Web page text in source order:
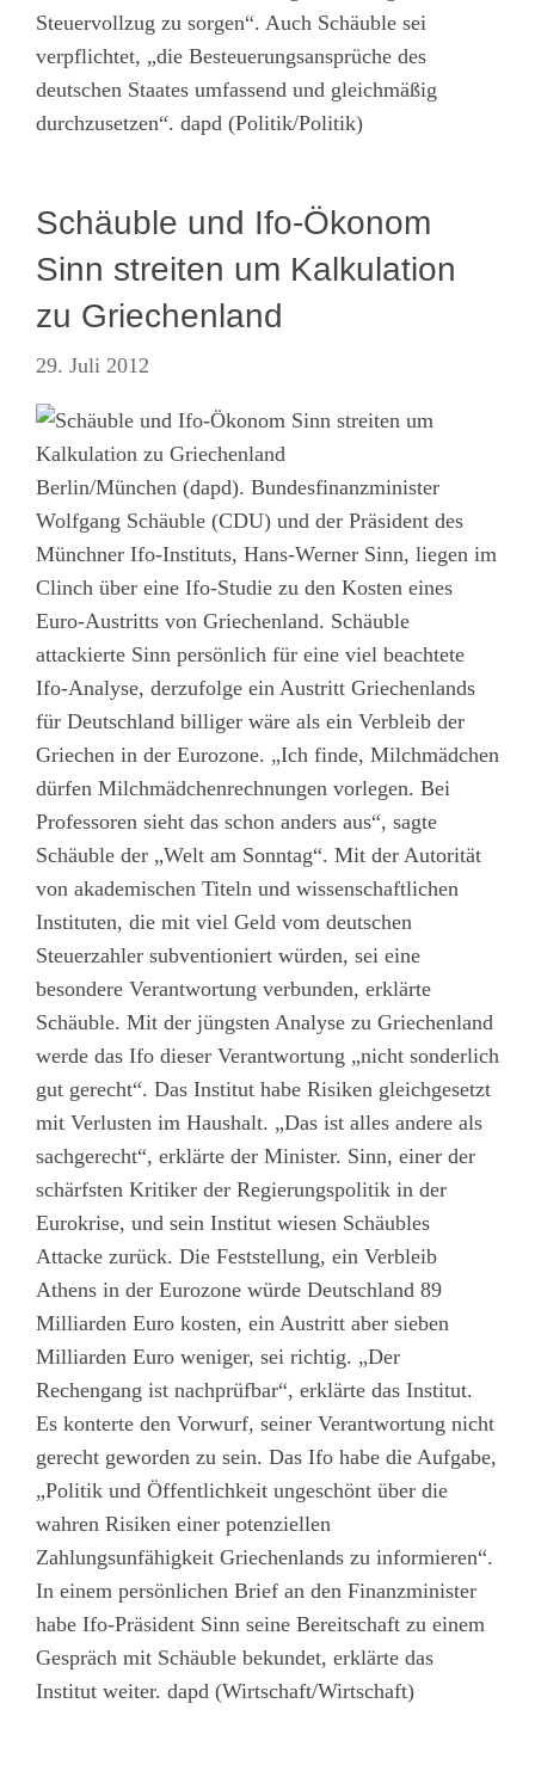
Steuervollzug zu sorgen“. Auch Schäuble sei
verpflichtet, „die Besteuerungsansprüche des
deutschen Staates umfassend und gleichmäßig
durchzusetzen“. dapd (Politik/Politik)
Schäuble und Ifo-Ökonom
Sinn streiten um Kalkulation
zu Griechenland
29. Juli 2012
Berlin/München (dapd). Bundesfinanzminister
Wolfgang Schäuble (CDU) und der Präsident des
Münchner Ifo-Instituts, Hans-Werner Sinn, liegen im
Clinch über eine Ifo-Studie zu den Kosten eines
Euro-Austritts von Griechenland. Schäuble
attackierte Sinn persönlich für eine viel beachtete
Ifo-Analyse, derzufolge ein Austritt Griechenlands
für Deutschland billiger wäre als ein Verbleib der
Griechen in der Eurozone. „Ich finde, Milchmädchen
dürfen Milchmädchenrechnungen vorlegen. Bei
Professoren sieht das schon anders aus“, sagte
Schäuble der „Welt am Sonntag“. Mit der Autorität
von akademischen Titeln und wissenschaftlichen
Instituten, die mit viel Geld vom deutschen
Steuerzahler subventioniert würden, sei eine
besondere Verantwortung verbunden, erklärte
Schäuble. Mit der jüngsten Analyse zu Griechenland
werde das Ifo dieser Verantwortung „nicht sonderlich
gut gerecht“. Das Institut habe Risiken gleichgesetzt
mit Verlusten im Haushalt. „Das ist alles andere als
sachgerecht“, erklärte der Minister. Sinn, einer der
schärfsten Kritiker der Regierungspolitik in der
Eurokrise, und sein Institut wiesen Schäubles
Attacke zurück. Die Feststellung, ein Verbleib
Athens in der Eurozone würde Deutschland 89
Milliarden Euro kosten, ein Austritt aber sieben
Milliarden Euro weniger, sei richtig. „Der
Rechengang ist nachprüfbar“, erklärte das Institut.
Es konterte den Vorwurf, seiner Verantwortung nicht
gerecht geworden zu sein. Das Ifo habe die Aufgabe,
„Politik und Öffentlichkeit ungeschönt über die
wahren Risiken einer potenziellen
Zahlungsunfähigkeit Griechenlands zu informieren“.
In einem persönlichen Brief an den Finanzminister
habe Ifo-Präsident Sinn seine Bereitschaft zu einem
Gespräch mit Schäuble bekundet, erklärte das
Institut weiter. dapd (Wirtschaft/Wirtschaft)